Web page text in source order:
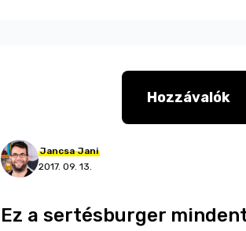
Hozzávalók
Jancsa Jani
2017. 09. 13.
Ez a sertésburger